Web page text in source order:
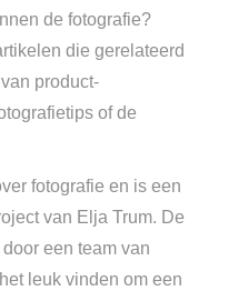
de fotografie?
die gerelateerd
product-
of de
fotografie en is een
van Elja Trum. De
een team van
leuk vinden om een